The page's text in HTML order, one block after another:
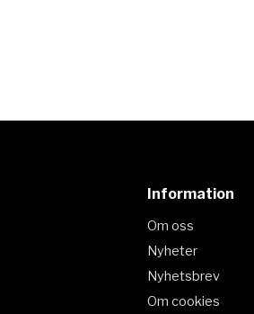
Information
Om oss
Nyheter
Nyhetsbrev
Om cookies